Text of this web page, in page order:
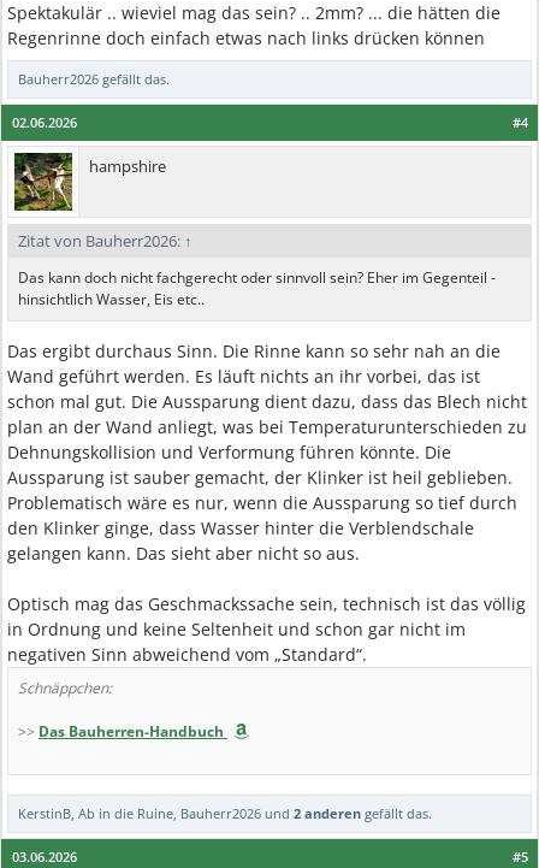
Spektakulär .. wieviel mag das sein? .. 2mm? ... die hätten die
Regenrinne doch einfach etwas nach links drücken können
Bauherr2026 gefällt das.
#4
02.06.2026
hampshire
Zitat von Bauherr2026: ↑
Das kann doch nicht fachgerecht oder sinnvoll sein? Eher im Gegenteil -
hinsichtlich Wasser, Eis etc..
Das ergibt durchaus Sinn. Die Rinne kann so sehr nah an die
Wand geführt werden. Es läuft nichts an ihr vorbei, das ist
schon mal gut. Die Aussparung dient dazu, dass das Blech nicht
plan an der Wand anliegt, was bei Temperaturunterschieden zu
Dehnungskollision und Verformung führen könnte. Die
Aussparung ist sauber gemacht, der Klinker ist heil geblieben.
Problematisch wäre es nur, wenn die Aussparung so tief durch
den Klinker ginge, dass Wasser hinter die Verblendschale
gelangen kann. Das sieht aber nicht so aus.
Optisch mag das Geschmackssache sein, technisch ist das völlig
in Ordnung und keine Seltenheit und schon gar nicht im
negativen Sinn abweichend vom „Standard“.
Schnäppchen:
>> Das Bauherren-Handbuch
KerstinB, Ab in die Ruine, Bauherr2026 und 2 anderen gefällt das.
#5
03.06.2026